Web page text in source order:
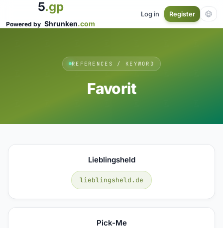
5.gp
Powered by Shrunken.com
Log in Register
REFERENCES / KEYWORD
Favorit
Lieblingsheld
lieblingsheld.de
Pick-Me